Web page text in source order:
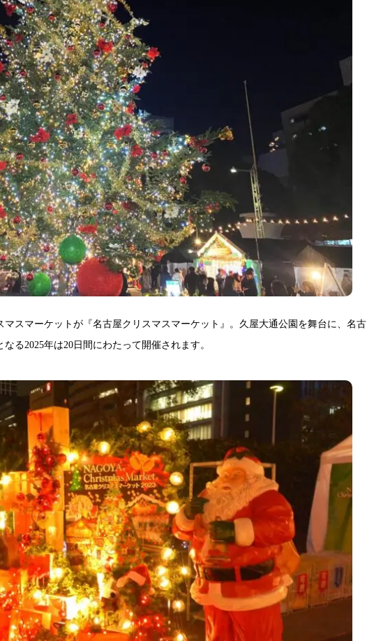
スマーケットが『名古屋クリスマスマーケット』。久屋大通公園を舞台に、名古
る2025年は20日間にわたって開催されます。